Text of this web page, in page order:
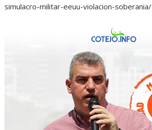
simulacro-militar-eeuu-violacion-soberania/